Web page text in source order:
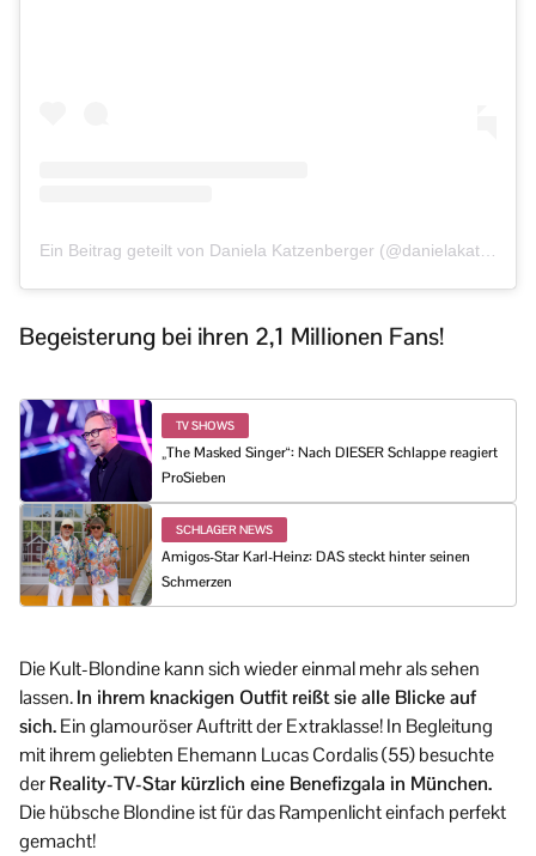
Ein Beitrag geteilt von Daniela Katzenberger (@danielakatzenberger)
Begeisterung bei ihren 2,1 Millionen Fans!
TV SHOWS
„The Masked Singer“: Nach DIESER Schlappe reagiert
ProSieben
SCHLAGER NEWS
Amigos-Star Karl-Heinz: DAS steckt hinter seinen
Schmerzen
Die Kult-Blondine kann sich wieder einmal mehr als sehen
lassen.In ihrem knackigen Outfit reißt sie alle Blicke auf
sich.Ein glamouröser Auftritt der Extraklasse! In Begleitung
mit ihrem geliebten Ehemann Lucas Cordalis (55) besuchte
derReality-TV-Star kürzlich eine Benefizgala in München.
Die hübsche Blondine ist für das Rampenlicht einfach perfekt
gemacht!